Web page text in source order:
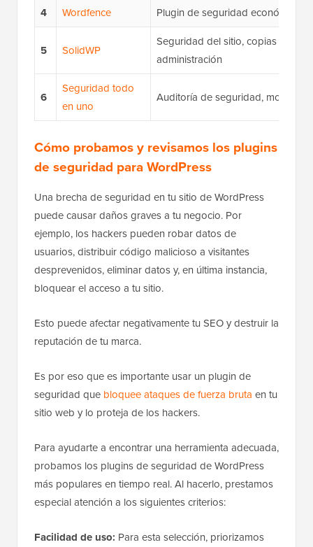
4 Wordfence Plugin de seguridad económico
5 SolidWP
Seguridad del sitio, copias de
administración
6
Seguridad todo
en uno
Auditoría de seguridad,
Cómo probamos y revisamos los plugins
de seguridad para WordPress
Una brecha de seguridad en tu sitio de WordPress
puede causar daños graves a tu negocio. Por
ejemplo, los hackers pueden robar datos de
usuarios, distribuir código malicioso a visitantes
desprevenidos, eliminar datos y, en última instancia,
bloquear el acceso a tu sitio.
Esto puede afectar negativamente tu SEO y destruir la
reputación de tu marca.
Es por eso que es importante usar un plugin de
seguridad que bloquee ataques de fuerza bruta en tu
sitio web y lo proteja de los hackers.
Para ayudarte a encontrar una herramienta adecuada,
probamos los plugins de seguridad de WordPress
más populares en tiempo real. Al hacerlo, prestamos
especial atención a los siguientes criterios:
Facilidad de uso: Para esta selección, priorizamos